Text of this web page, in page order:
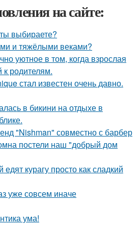
на сайте:
выбираете?
и тяжёлыми веками?
уютное в том, когда взрослая
к родителям.
стал известен очень давно.
в бикини на отдыхе в
"Nishman" совместно с барбер
постели наш "добрый дом
курагу просто как сладкий
уже совсем иначе
ума!